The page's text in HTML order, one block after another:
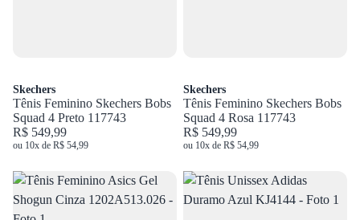
Skechers
Tênis Feminino Skechers Bobs
Squad 4 Preto 117743
R$ 549,99
ou 10x de R$ 54,99
Skechers
Tênis Feminino Skechers Bobs
Squad 4 Rosa 117743
R$ 549,99
ou 10x de R$ 54,99